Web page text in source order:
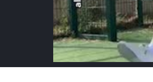
00:00 01:04